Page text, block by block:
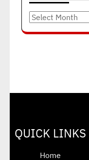
Archives
QUICK LINKS
Home